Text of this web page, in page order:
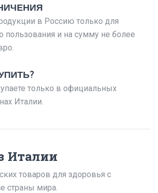
в Россию только для
пользования и на сумму не более
только в официальных
Италии.
Италии
товаров для здоровья с
страны мира.